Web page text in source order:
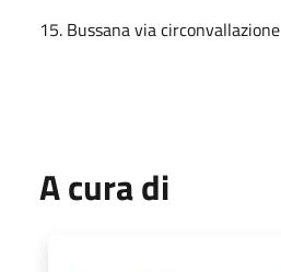
15. Bussana via circonvallazione
A cura di